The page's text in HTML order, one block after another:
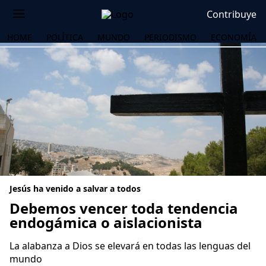
Contribuye
HOME POLÍTICA MUNDO PERIODISMO ECONOMÍA
Jesús ha venido a salvar a todos
Debemos vencer toda tendencia
endogámica o aislacionista
La alabanza a Dios se elevará en todas las lenguas del
mundo